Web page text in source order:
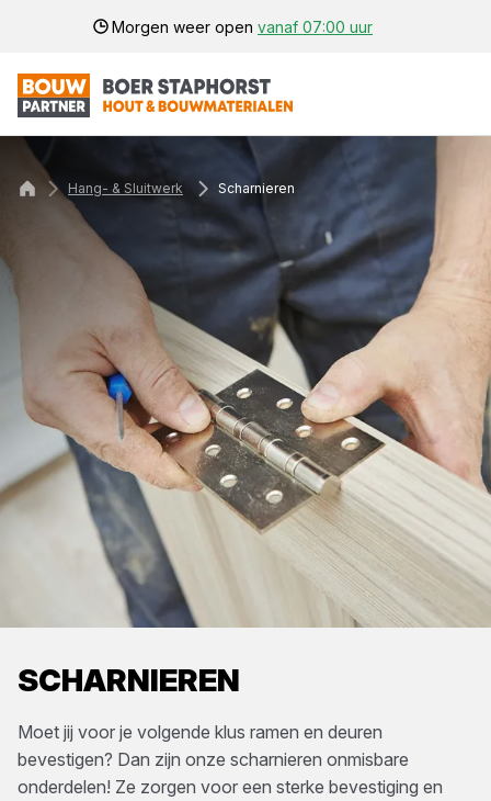
Morgen weer open vanaf 07:00 uur
SCHARNIEREN
Moet jij voor je volgende klus ramen en deuren
bevestigen? Dan zijn onze scharnieren onmisbare
onderdelen! Ze zorgen voor een sterke bevestiging en
Hang- & Sluitwerk Scharnieren